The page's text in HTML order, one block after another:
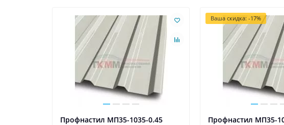
Профнастил МП35-1035-0.45
Ваша скидка: -17%
Профнастил МП35-